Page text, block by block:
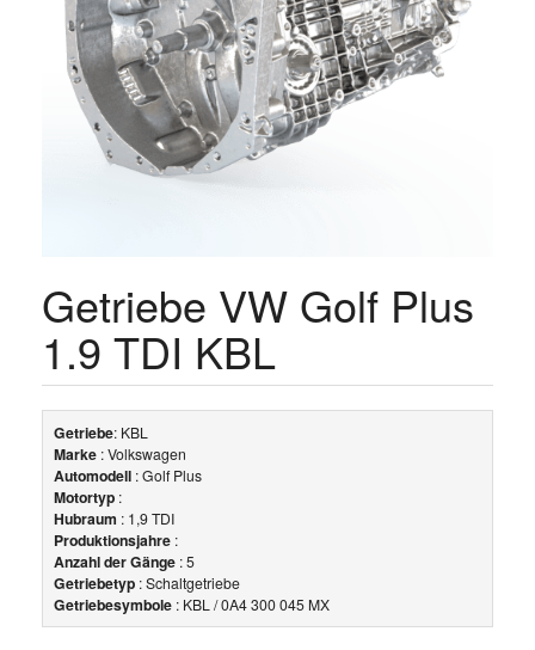
Getriebe VW Golf Plus
1.9 TDI KBL
Getriebe: KBL
Marke : Volkswagen
Automodell : Golf Plus
Motortyp :
Hubraum : 1,9 TDI
Produktionsjahre :
Anzahl der Gänge : 5
Getriebetyp : Schaltgetriebe
Getriebesymbole : KBL / 0A4 300 045 MX